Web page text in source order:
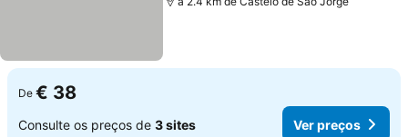
De € 38
Consulte os preços de 3 sites Ver preços